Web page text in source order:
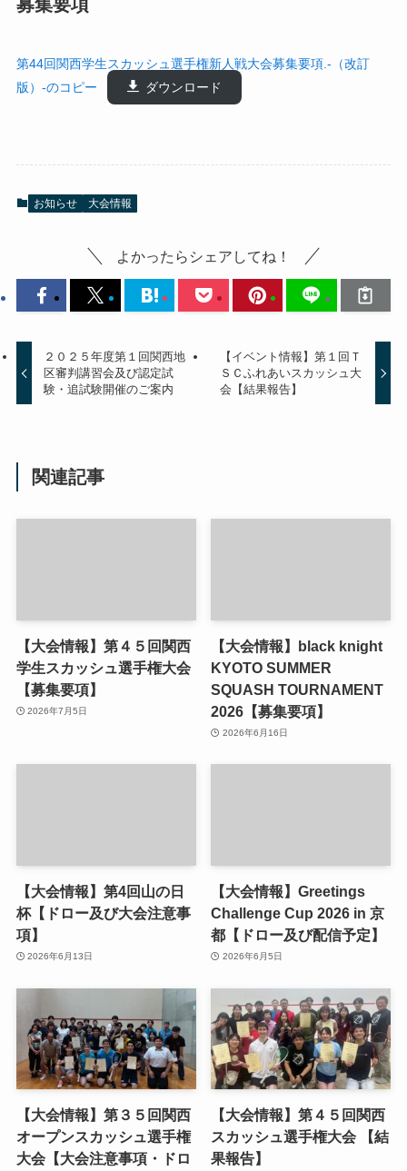
募集要項
第44回関西学生スカッシュ選手権新人戦大会募集要項.-（改訂
版）-のコピー
ダウンロード
お知らせ 大会情報
よかったらシェアしてね！
２０２５年度第１回関西地
区審判講習会及び認定試
験・追試験開催のご案内
【イベント情報】第１回Ｔ
ＳＣふれあいスカッシュ大
会【結果報告】
関連記事
【大会情報】第４５回関西
学生スカッシュ選手権大会
【募集要項】
2026年7月5日
【大会情報】black knight
KYOTO SUMMER
SQUASH TOURNAMENT
2026【募集要項】
2026年6月16日
【大会情報】第4回山の日
杯【ドロー及び大会注意事
項】
2026年6月13日
【大会情報】Greetings
Challenge Cup 2026 in 京
都【ドロー及び配信予定】
2026年6月5日
【大会情報】第３５回関西
オープンスカッシュ選手権
大会【大会注意事項・ドロ
【大会情報】第４５回関西
スカッシュ選手権大会 【結
果報告】